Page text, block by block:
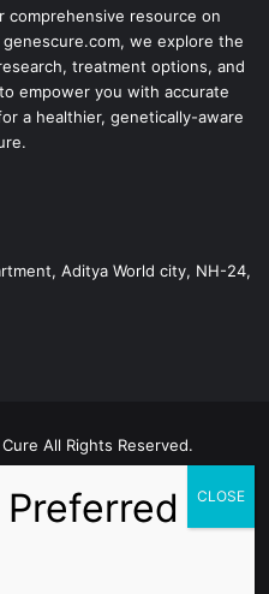
comprehensive resource on
we explore the
treatment options, and
empower you with accurate
a healthier, genetically-aware
Aditya World city, NH-24,
All Rights Reserved.